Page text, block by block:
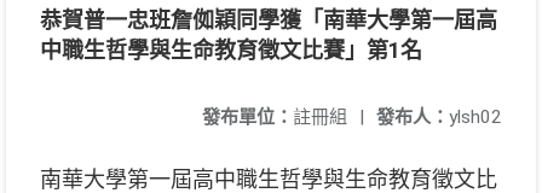
恭賀普一忠班詹侞穎同學獲「南華大學第一屆高
中職生哲學與生命教育徵文比賽」第1名
發布人： ylsh02
發布單位： 註冊組 |
南華大學第一屆高中職生哲學與生命教育徵文比